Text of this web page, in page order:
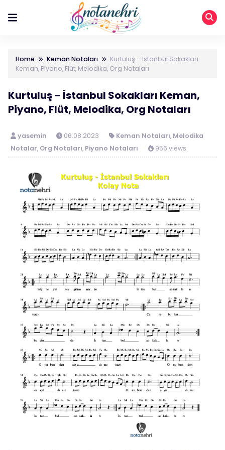
Home Keman Notaları
Kurtuluş – İstanbul Sokakları
Keman, Piyano, Flüt, Melodika, Org Notaları
Kurtuluş – İstanbul Sokakları Keman,
Piyano, Flüt, Melodika, Org Notaları
yasemin 06.08.2023 Keman Notaları, Melodika
Notalar, Org Notaları, Piyano Notaları 956 views